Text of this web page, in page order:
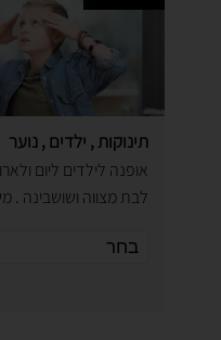
תינוקות , ילדים , נוער
אופנה לילדים ליום
לבת מצווה ושושבינה .